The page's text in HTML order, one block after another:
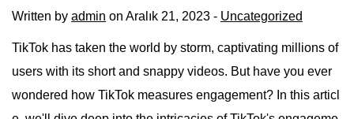
Written by admin on Aralık 21, 2023 - Uncategorized
TikTok has taken the world by storm, captivating millions of
users with its short and snappy videos. But have you ever
wondered how TikTok measures engagement? In this articl